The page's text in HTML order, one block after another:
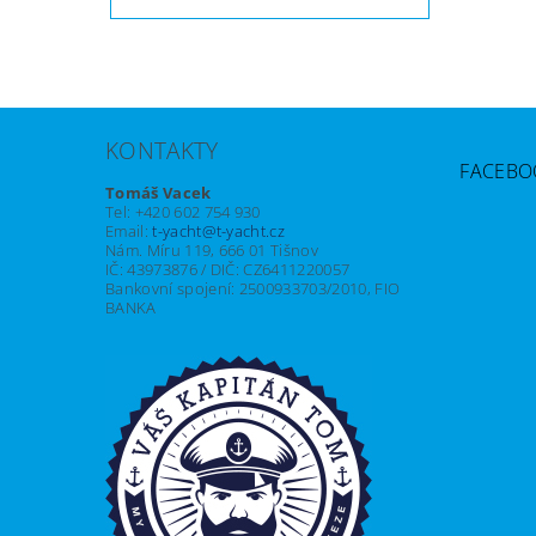
KONTAKTY
Tomáš Vacek
Tel: +420 602 754 930
Email:t-yacht@t-yacht.cz
Nám. Míru 119, 666 01 Tišnov
IČ: 43973876 / DIČ: CZ6411220057
Bankovní spojení: 2500933703/2010, FIO
BANKA